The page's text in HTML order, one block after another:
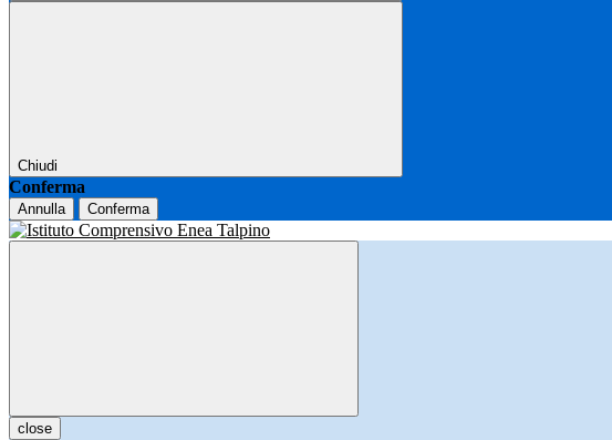
Chiudi
Conferma
Annulla Conferma
close